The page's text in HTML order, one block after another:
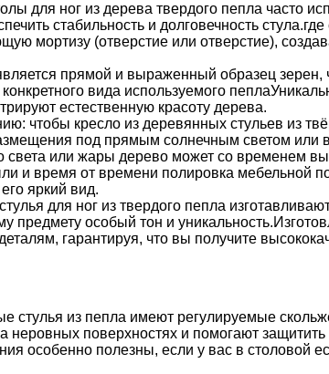
для ног из дерева твердого пепла часто
стабильность и долговечность
мортизу (отверстие или отверстие),
прямой и выраженный образец зерен,
вида используемого
естественную красоту дерева.
чтобы кресло из деревянных стульев из
под прямым солнечным светом или
света или жары дерево может со временем
и время от времени полировка мебельной
яркий вид.
для ног из твердого пепла
предмету особый тон и
гарантируя, что вы получите
стулья из пепла имеют регулируемые
неровных поверхностях и помогают
особенно полезны, если у вас в столовой